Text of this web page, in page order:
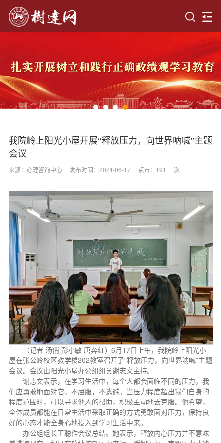
我院岭上阳光小屋开展“释放压力，向世界呐喊”主题
会议
来源：心理咨询中心 发布时间：2024-06-17 点击： 191 次
（记者 汤俏 彭小敏 唐奔红）6月17日上午，我院岭上阳光小
屋在张公岭校区教学楼202教室召开了“释放压力，向世界呐喊”主题
会议。会议由阳光小屋办公组组员谢志文主持。
谢志文表示，在学习生活中，每个人都会面临不同的压力，我
们应勇敢地面对它，不屈服，不逃避。当压力程度超出我们自身的
程度范围时，可以寻求他人的帮助，积极主动地去克服。他希望，
全体成员都能在日常生活中采取正确的方式勇敢面对压力，保持良
好的心态才能全身心地投入到学习生活中来。
办公组组长王聪作会议总结。她表示，释放内心压力并不意味